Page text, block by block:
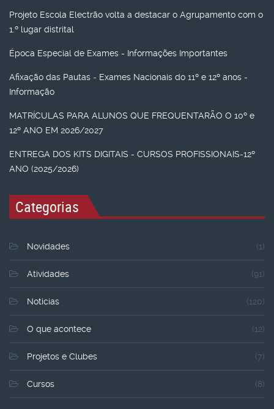
Projeto Escola Electrão volta a destacar o Agrupamento com o
1.º lugar distrital
Época Especial de Exames - Informações Importantes
Afixação das Pautas - Exames Nacionais do 11º e 12º anos -
Informação
MATRÍCULAS PARA ALUNOS QUE FREQUENTARÃO O 10º e
12º ANO EM 2026/2027
ENTREGA DOS KITS DIGITAIS - CURSOS PROFISSIONAIS-12º
ANO (2025/2026)
Categorias
Novidades (1)
Atividades (91)
Noticias (120)
O que acontece (12)
Projetos e Clubes (7)
Cursos (8)